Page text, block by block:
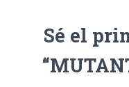
Sé el